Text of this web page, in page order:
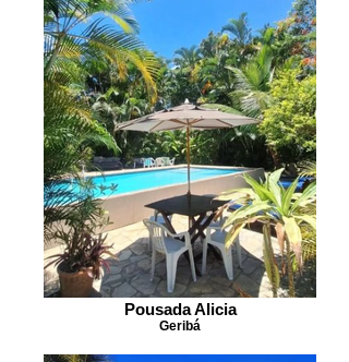
Pousada Alicia
Geribá